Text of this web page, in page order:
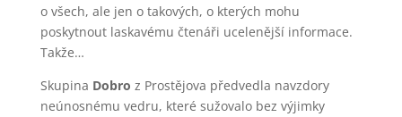
o všech, ale jen o takových, o kterých mohu
poskytnout laskavému čtenáři ucelenější informace.
Takže…
Skupina Dobro z Prostějova předvedla navzdory
neúnosnému vedru, které sužovalo bez výjimky